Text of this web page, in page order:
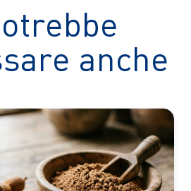
anche